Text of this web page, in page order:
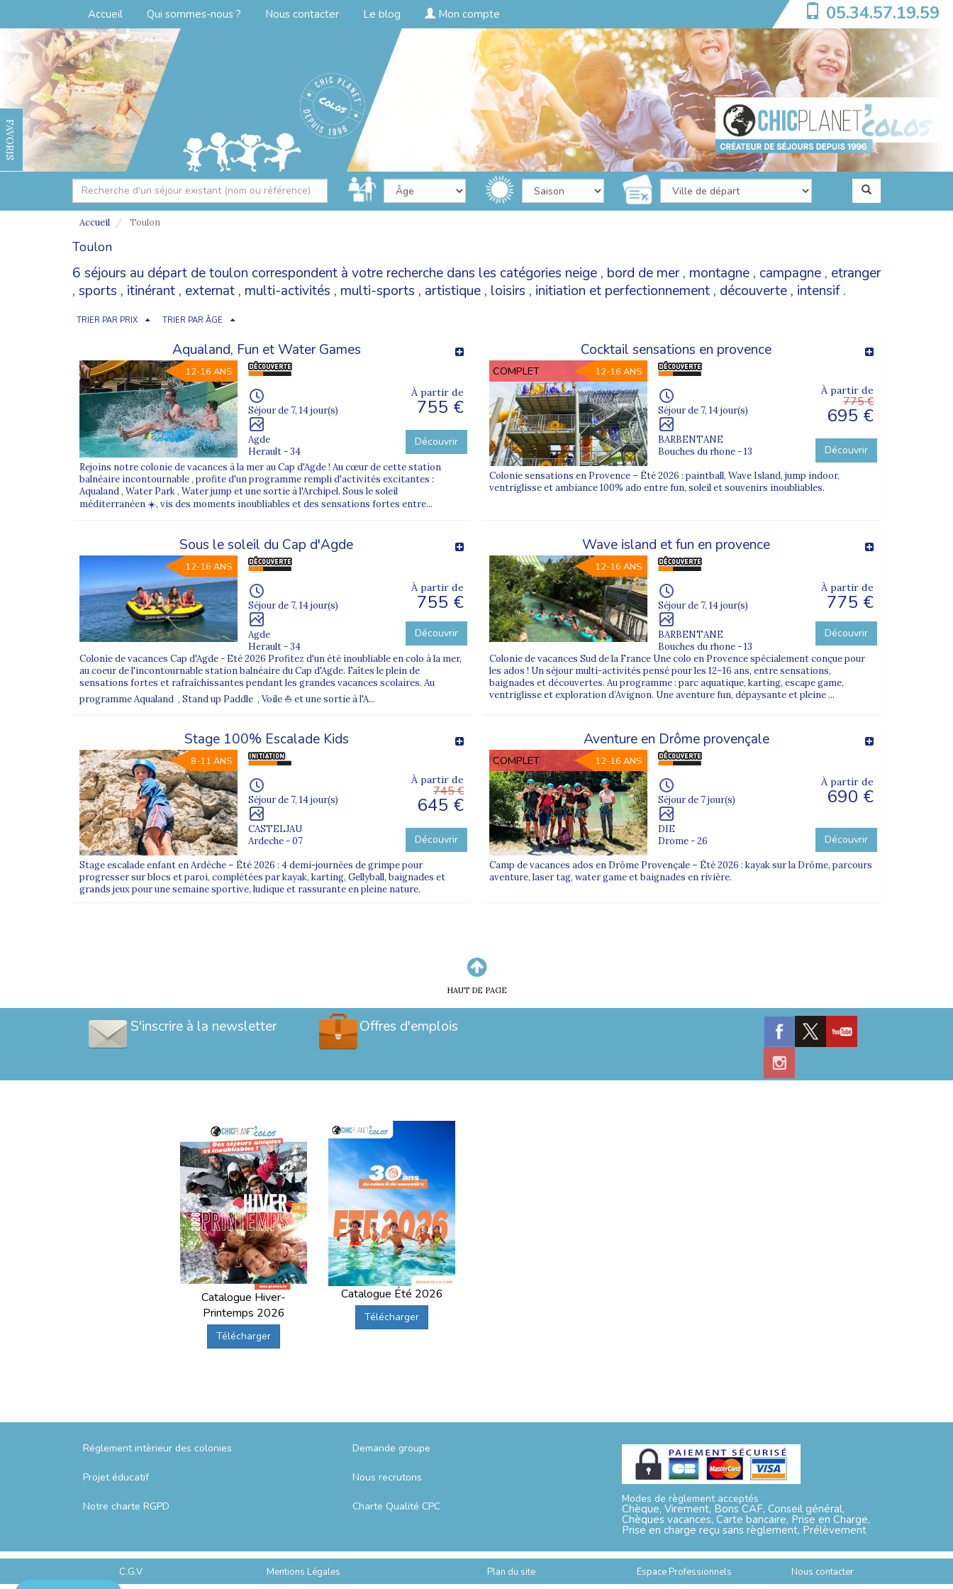
Accueil Qui sommes-nous ? Nous contacter Le blog Mon compte 05.34.57.19.59
FAVORIS
Accueil Toulon
Toulon
6 séjours au départ de toulon correspondent à votre recherche dans les catégories neige , bord de mer, montagne , campagne , etranger
, sports , itinérant , externat , multi-activités , multi-sports , artistique , loisirs , initiation et perfectionnement , découverte , intensif.
TRIER PAR PRIX TRIER PAR ÂGE
Aqualand, Fun et Water Games
12-16 ANS
Séjour de 7, 14 jour(s)
Agde
Herault - 34
À partir de
755 €
Découvrir
Rejoins notre colonie de vacances à la mer au Cap d'Agde ! Au cœur de cette station
balnéaire incontournable , profite d'un programme rempli d'activités excitantes :
Aqualand , Water Park , Water jump et une sortie à l'Archipel. Sous le soleil
méditerranéen ☀️, vis des moments inoubliables et des sensations fortes entre...
Cocktail sensations en provence
COMPLET 12-16 ANS
Séjour de 7, 14 jour(s)
BARBENTANE
Bouches du rhone - 13
À partir de
775 €
695 €
Découvrir
Colonie sensations en Provence – Été 2026 : paintball, Wave Island, jump indoor,
ventriglisse et ambiance 100% ado entre fun, soleil et souvenirs inoubliables.
Sous le soleil du Cap d'Agde
12-16 ANS
Séjour de 7, 14 jour(s)
Agde
Herault - 34
À partir de
755 €
Découvrir
Colonie de vacances Cap d'Agde - Eté 2026 Profitez d'un été inoubliable en colo à la mer,
au coeur de l'incontournable station balnéaire du Cap d'Agde. Faîtes le plein de
sensations fortes et rafraîchissantes pendant les grandes vacances scolaires. Au
programme Aqualand , Stand up Paddle , Voile ⛵ et une sortie à l'A...
Wave island et fun en provence
12-16 ANS
Séjour de 7, 14 jour(s)
BARBENTANE
Bouches du rhone - 13
À partir de
775 €
Découvrir
Colonie de vacances Sud de la France Une colo en Provence spécialement conçue pour
les ados ! Un séjour multi-activités pensé pour les 12–16 ans, entre sensations,
baignades et découvertes. Au programme : parc aquatique, karting, escape game,
ventriglisse et exploration d’Avignon. Une aventure fun, dépaysante et pleine ...
Stage 100% Escalade Kids
8-11 ANS
Séjour de 7, 14 jour(s)
CASTELJAU
Ardeche - 07
À partir de
745 €
645 €
Découvrir
Stage escalade enfant en Ardèche – Été 2026 : 4 demi-journées de grimpe pour
progresser sur blocs et paroi, complétées par kayak, karting, Gellyball, baignades et
grands jeux pour une semaine sportive, ludique et rassurante en pleine nature.
Aventure en Drôme provençale
COMPLET 12-16 ANS
Séjour de 7 jour(s)
DIE
Drome - 26
À partir de
690 €
Découvrir
Camp de vacances ados en Drôme Provençale – Été 2026 : kayak sur la Drôme, parcours
aventure, laser tag, water game et baignades en rivière.
HAUT DE PAGE
S'inscrire à la newsletter Offres d'emplois
Catalogue Hiver-
Printemps 2026
Télécharger
Catalogue Été 2026
Télécharger
Réglement intèrieur des colonies
Projet éducatif
Notre charte RGPD
Demande groupe
Nous recrutons
Charte Qualité CPC
Modes de règlement acceptés
Chèque, Virement, Bons CAF, Conseil général,
Chèques vacances, Carte bancaire, Prise en Charge,
Prise en charge reçu sans règlement, Prélèvement
C.G.V Mentions Légales Plan du site Espace Professionnels
Nous contacter